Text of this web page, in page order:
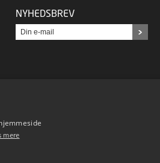
NYHEDSBREV
mere